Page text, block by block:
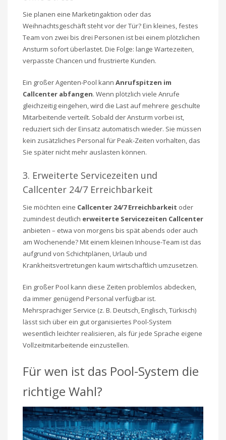
Sie planen eine Marketingaktion oder das
Weihnachtsgeschäft steht vor der Tür? Ein kleines, festes
Team von zwei bis drei Personen ist bei einem plötzlichen
Ansturm sofort überlastet. Die Folge: lange Wartezeiten,
verpasste Chancen und frustrierte Kunden.
Ein großer Agenten-Pool kann Anrufspitzen im
Callcenter abfangen. Wenn plötzlich viele Anrufe
gleichzeitig eingehen, wird die Last auf mehrere geschulte
Mitarbeitende verteilt. Sobald der Ansturm vorbei ist,
reduziert sich der Einsatz automatisch wieder. Sie müssen
kein zusätzliches Personal für Peak-Zeiten vorhalten, das
Sie später nicht mehr auslasten können.
3. Erweiterte Servicezeiten und
Callcenter 24/7 Erreichbarkeit
Sie möchten eine Callcenter 24/7 Erreichbarkeit oder
zumindest deutlich erweiterte Servicezeiten Callcenter
anbieten – etwa von morgens bis spät abends oder auch
am Wochenende? Mit einem kleinen Inhouse-Team ist das
aufgrund von Schichtplänen, Urlaub und
Krankheitsvertretungen kaum wirtschaftlich umzusetzen.
Ein großer Pool kann diese Zeiten problemlos abdecken,
da immer genügend Personal verfügbar ist.
Mehrsprachiger Service (z. B. Deutsch, Englisch, Türkisch)
lässt sich über ein gut organisiertes Pool-System
wesentlich leichter realisieren, als für jede Sprache eigene
Vollzeitmitarbeitende einzustellen.
Für wen ist das Pool-System die
richtige Wahl?